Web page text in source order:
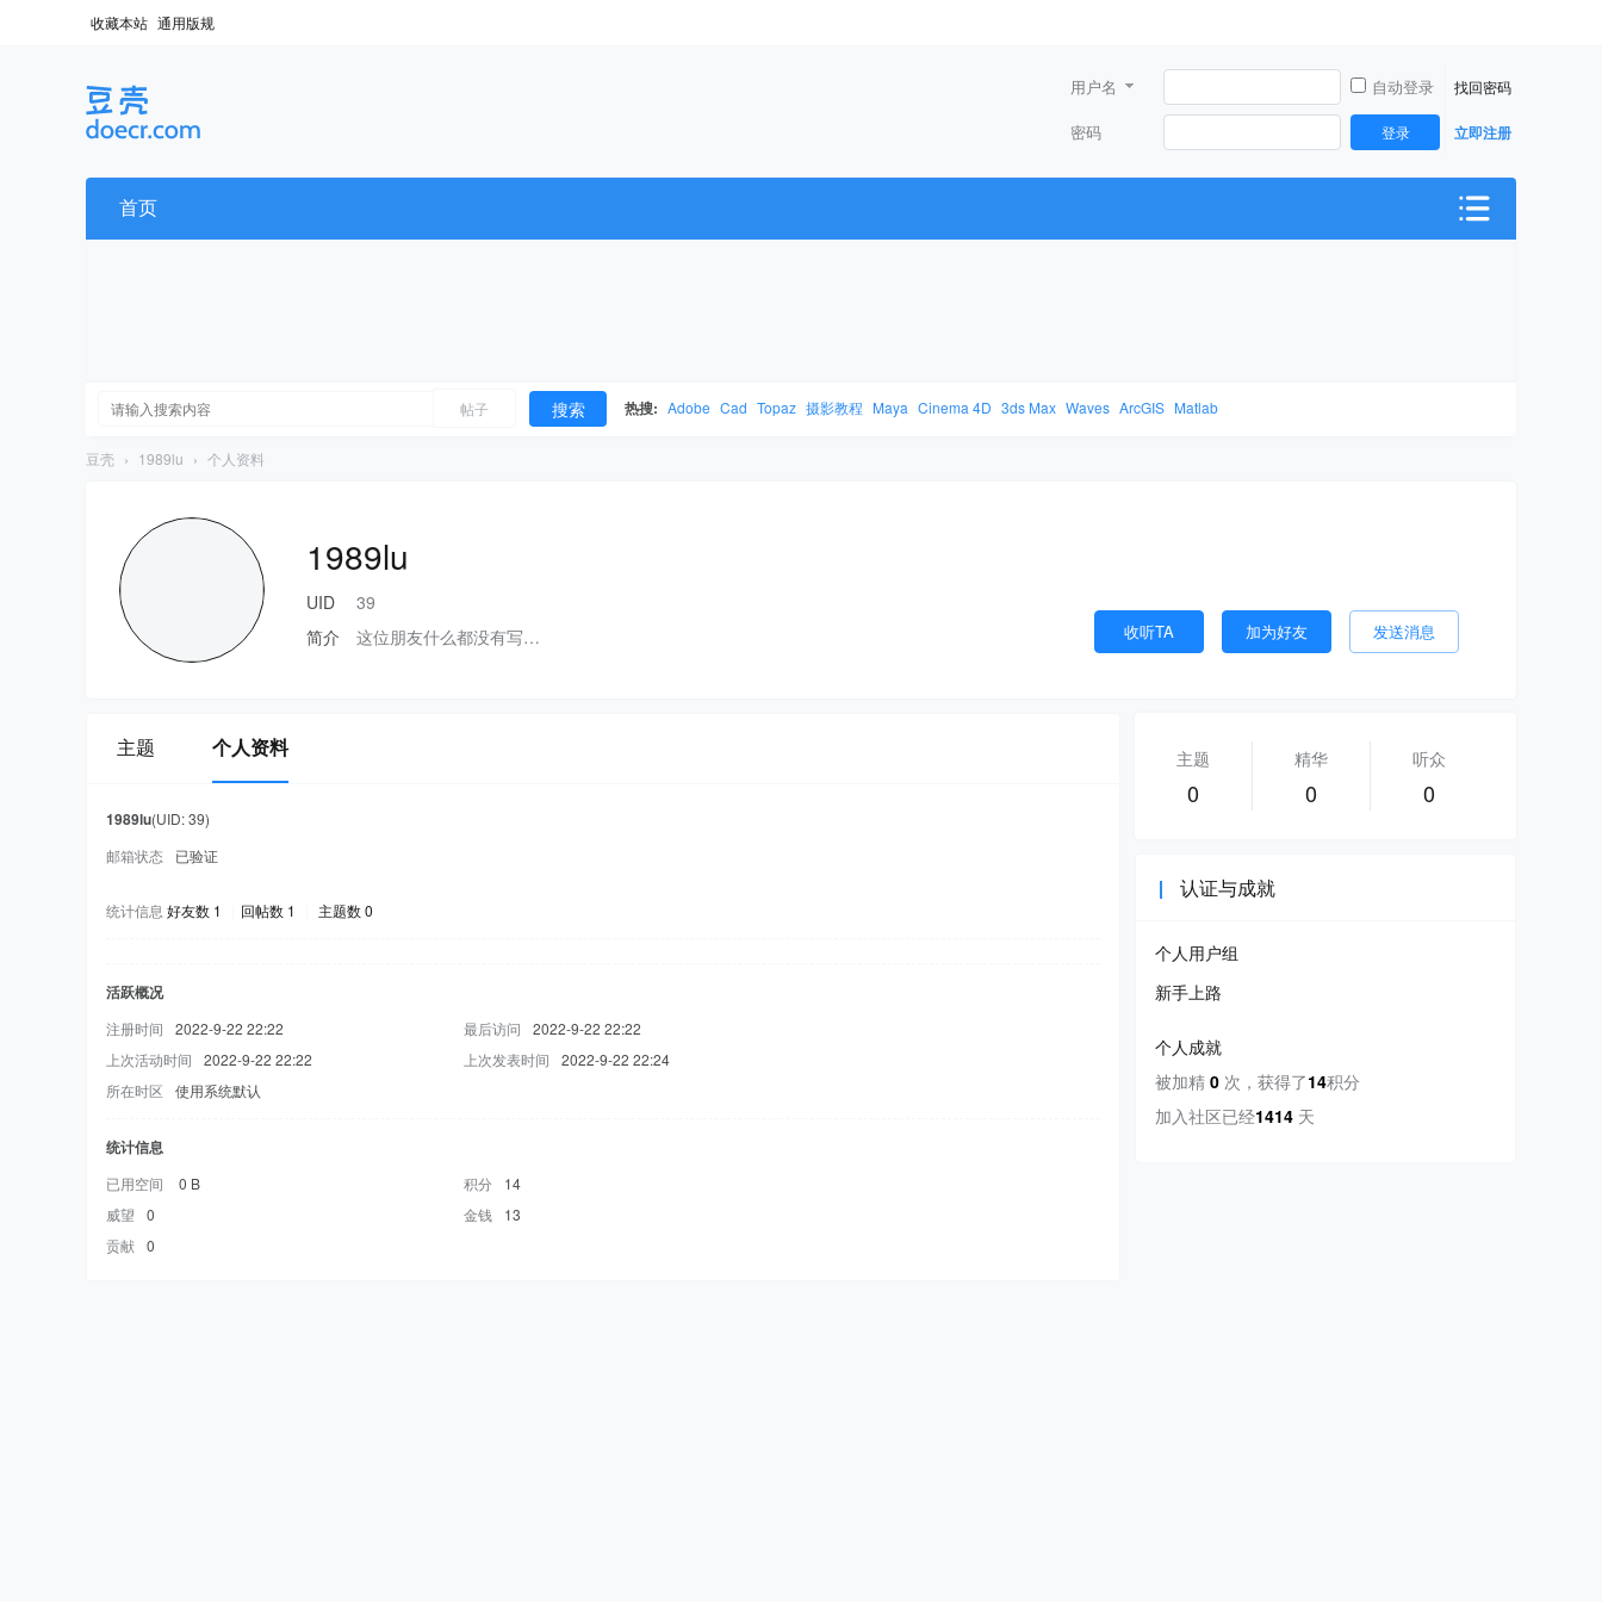
收藏本站 通用版规
用户名 自动登录 找回密码
密码 登录 立即注册
首页
帖子 搜索 热搜: Adobe Cad Topaz 摄影教程 Maya Cinema 4D 3ds Max Waves ArcGIS Matlab
豆壳 › 1989lu › 个人资料
1989lu
UID
39
简介
这位朋友什么都没有写… 收听TA 加为好友 发送消息
主题 个人资料
1989lu(UID: 39)
邮箱状态
已验证
统计信息 好友数 1 回帖数 1 主题数 0
活跃概况
注册时间 2022-9-22 22:22 最后访问
2022-9-22 22:22
上次活动时间
2022-9-22 22:22 上次发表时间
2022-9-22 22:24
所在时区
使用系统默认
统计信息
已用空间 0 B 积分
14
威望
0 金钱
13
贡献 0
主题
0
精华
0
听众
0
认证与成就
个人用户组
新手上路
个人成就
被加精 0 次 ， 获得了14积分
加入社区已经1414 天